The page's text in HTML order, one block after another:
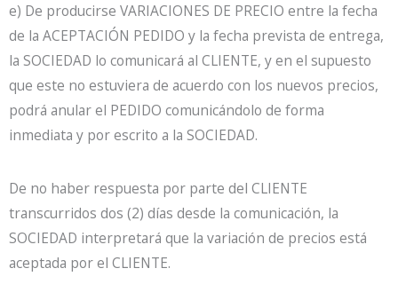
e) De producirse VARIACIONES DE PRECIO entre la fecha
de la ACEPTACIÓN PEDIDO y la fecha prevista de entrega,
la SOCIEDAD lo comunicará al CLIENTE, y en el supuesto
que este no estuviera de acuerdo con los nuevos precios,
podrá anular el PEDIDO comunicándolo de forma
inmediata y por escrito a la SOCIEDAD.
De no haber respuesta por parte del CLIENTE
transcurridos dos (2) días desde la comunicación, la
SOCIEDAD interpretará que la variación de precios está
aceptada por el CLIENTE.